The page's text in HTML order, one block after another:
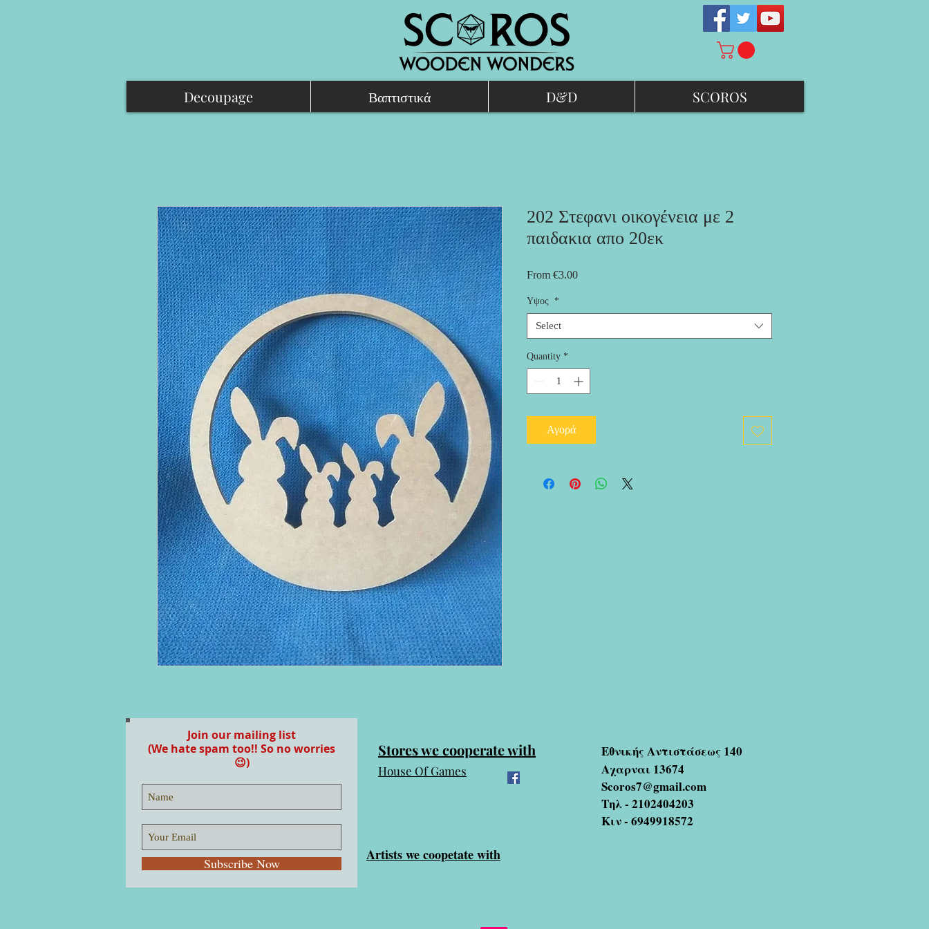
202 Στεφανι οικογένεια με 2
παιδακια απο 20εκ
From €3.00Sale
Υψος *
Select
Quantity *
Αγορά
Decoupage Βαπτιστικά D&D SCOROS
Join our mailing list
(We hate spam too!! So no worries
😉)
Subscribe Now
Stores we cooperate with
House Of Games
Artists we coopetate with
Εθνικής Αντιστάσεως 140
Αχαρναι 13674
Scoros7@gmail.com
Τηλ - 2102404203
Κιν - 6949918572